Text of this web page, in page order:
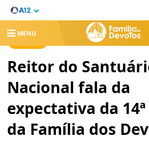
MENU
Reitor do
Nacional fala da
expectativa da
da Família dos